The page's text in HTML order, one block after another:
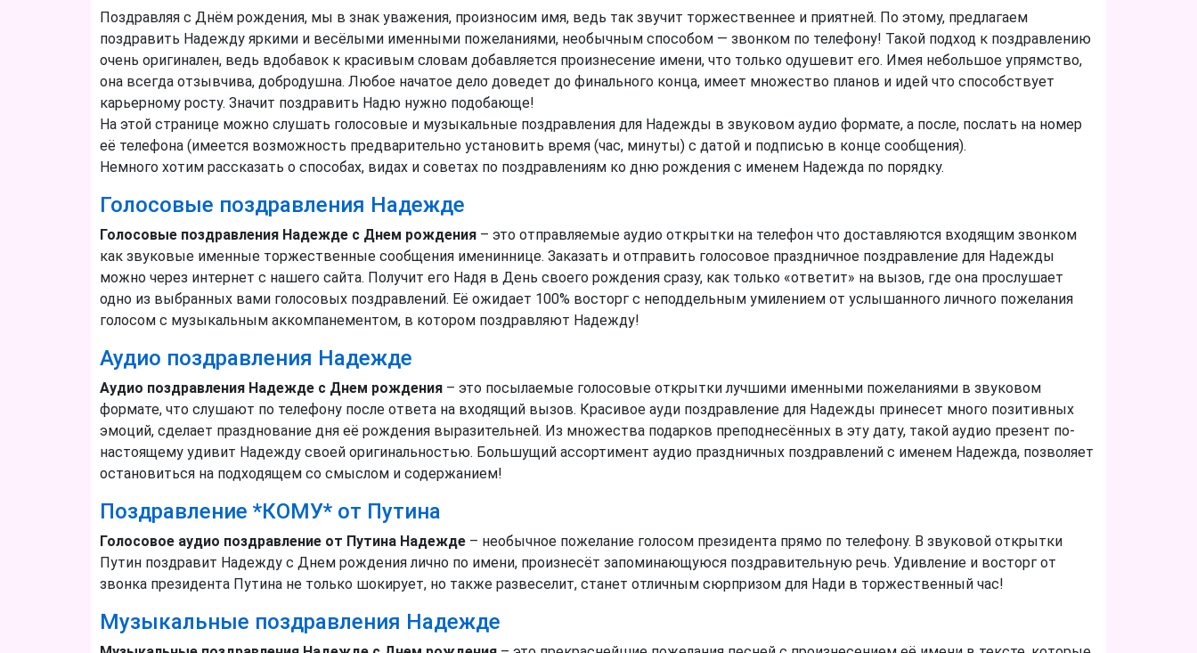
Поздравляя с Днём рождения, мы в знак уважения, произносим имя, ведь так звучит торжественнее и приятней. По этому, предлагаем
поздравить Надежду яркими и весёлыми именными пожеланиями, необычным способом — звонком по телефону! Такой подход к поздравлению
очень оригинален, ведь вдобавок к красивым словам добавляется произнесение имени, что только одушевит его. Имея небольшое упрямство,
она всегда отзывчива, добродушна. Любое начатое дело доведет до финального конца, имеет множество планов и идей что способствует
карьерному росту. Значит поздравить Надю нужно подобающе!
На этой странице можно слушать голосовые и музыкальные поздравления для Надежды в звуковом аудио формате, а после, послать на номер
её телефона (имеется возможность предварительно установить время (час, минуты) с датой и подписью в конце сообщения).
Немного хотим рассказать о способах, видах и советах по поздравлениям ко дню рождения с именем Надежда по порядку.
Голосовые поздравления Надежде
Голосовые поздравления Надежде с Днем рождения – это отправляемые аудио открытки на телефон что доставляются входящим звонком
как звуковые именные торжественные сообщения имениннице. Заказать и отправить голосовое праздничное поздравление для Надежды
можно через интернет с нашего сайта. Получит его Надя в День своего рождения сразу, как только «ответит» на вызов, где она прослушает
одно из выбранных вами голосовых поздравлений. Её ожидает 100% восторг с неподдельным умилением от услышанного личного пожелания
голосом с музыкальным аккомпанементом, в котором поздравляют Надежду!
Аудио поздравления Надежде
Аудио поздравления Надежде с Днем рождения – это посылаемые голосовые открытки лучшими именными пожеланиями в звуковом
формате, что слушают по телефону после ответа на входящий вызов. Красивое ауди поздравление для Надежды принесет много позитивных
эмоций, сделает празднование дня её рождения выразительней. Из множества подарков преподнесённых в эту дату, такой аудио презент по-
настоящему удивит Надежду своей оригинальностью. Большущий ассортимент аудио праздничных поздравлений с именем Надежда, позволяет
остановиться на подходящем со смыслом и содержанием!
Поздравление *КОМУ* от Путина
Голосовое аудио поздравление от Путина Надежде – необычное пожелание голосом президента прямо по телефону. В звуковой открытки
Путин поздравит Надежду с Днем рождения лично по имени, произнесёт запоминающуюся поздравительную речь. Удивление и восторг от
звонка президента Путина не только шокирует, но также развеселит, станет отличным сюрпризом для Нади в торжественный час!
Музыкальные поздравления Надежде